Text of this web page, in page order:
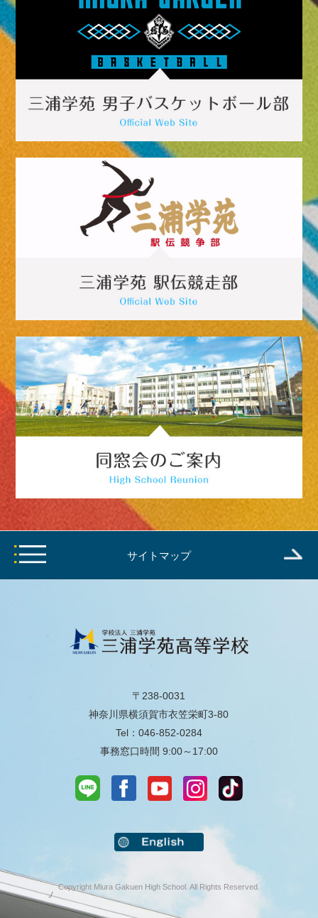
サイトマップ
〒238-0031
神奈川県横須賀市衣笠栄町3-80
Tel：046-852-0284
事務窓口時間 9:00～17:00
Copyright Miura Gakuen High School. All Rights Reserved.